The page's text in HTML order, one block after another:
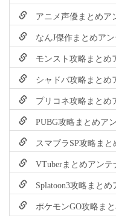
アニメ声優まとめア
なんJ傑作まとめア
モンスト攻略まとめ
シャドバ攻略まとめ
プリコネ攻略まとめ
PUBG攻略まとめア
スマブラSP攻略まと
VTuberまとめアンテ
Splatoon3攻略まとめ
ポケモンGO攻略ま